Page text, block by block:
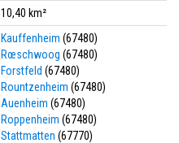
10,40 km²
Kauffenheim (67480)
Rœschwoog (67480)
Forstfeld (67480)
Rountzenheim (67480)
Auenheim (67480)
Roppenheim (67480)
Stattmatten (67770)